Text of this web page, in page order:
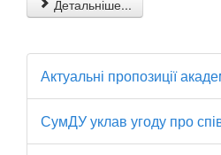
Детальніше...
Актуальні пропозиції
СумДУ уклав угоду про